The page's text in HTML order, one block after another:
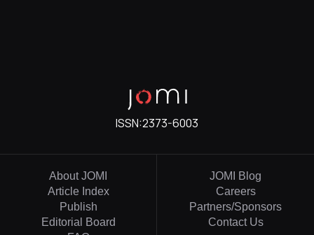
ISSN:2373-6003
About JOMI
Article Index
Publish
Editorial Board
JOMI Blog
Careers
Partners/Sponsors
Contact Us